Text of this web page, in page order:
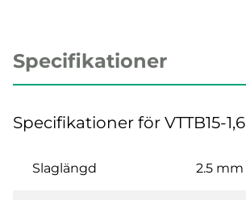
Specifikationer
Specifikationer för VTTB15-1,6
Slaglängd 2.5 mm